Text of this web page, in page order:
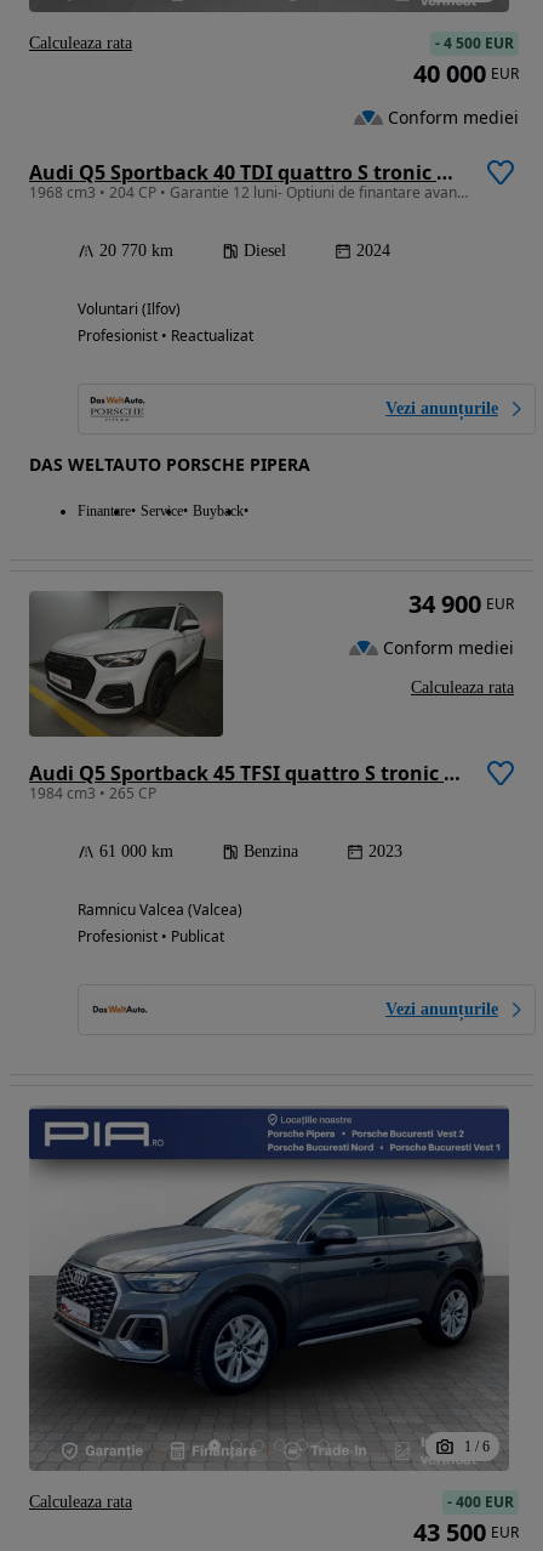
Audi Q5 Sportback 40 TDI quattro S tronic MHEV S Line
1968 cm3 • 204 CP • Garantie 12 luni- Optiuni de finantare avantajoase
20 770 km Diesel 2024
Voluntari (Ilfov)
Profesionist • Reactualizat
Vezi anunțurile
DAS WELTAUTO PORSCHE PIPERA
Finantare Service Buyback
-4 500 EUR
40 000 EUR
Conform mediei
Calculeaza rata
Audi Q5 Sportback 45 TFSI quattro S tronic MHEV Advanced
1984 cm3 • 265 CP
61 000 km Benzina 2023
Ramnicu Valcea (Valcea)
Profesionist • Publicat
Vezi anunțurile
34 900 EUR
Conform mediei
Calculeaza rata
1 / 6
-400 EUR
43 500 EUR
Calculeaza rata